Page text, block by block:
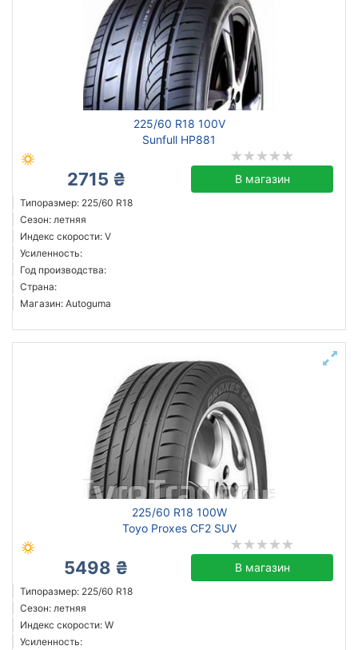
225/60 R18 100V
Sunfull HP881
2715 ₴ В магазин
Типоразмер: 225/60 R18
Сезон: летняя
Индекс скорости: V
Усиленность:
Год производства:
Страна:
Магазин: Autoguma
225/60 R18 100W
Toyo Proxes CF2 SUV
5498 ₴ В магазин
Типоразмер: 225/60 R18
Сезон: летняя
Индекс скорости: W
Усиленность: